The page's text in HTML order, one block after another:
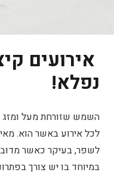
אירועים
נפלא!
השמש שזורחת מעל ומזג
לכל אירוע באשר הוא.
לשפר, בעיקר כאשר
במיוחד בו יש צורך